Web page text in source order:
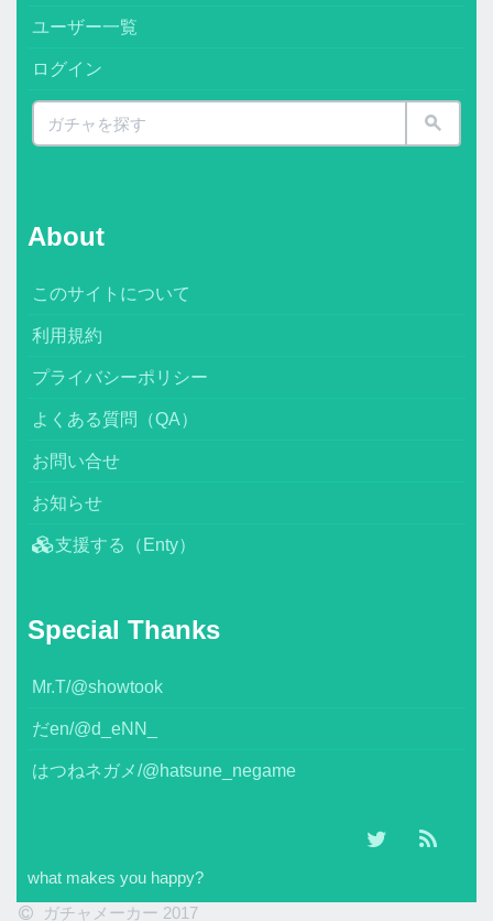
ユーザー一覧
ログイン
About
このサイトについて
利用規約
プライバシーポリシー
よくある質問（QA）
お問い合せ
お知らせ
支援する（Enty）
Special Thanks
Mr.T/@showtook
だen/@d_eNN_
はつねネガメ/@hatsune_negame
what makes you happy?
ガチャメーカー 2017